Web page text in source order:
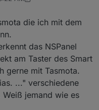
Jul 19, 2024, 10:26 AM
die ich mit dem
das NSPanel
am Taster des Smart
gerne mit Tasmota.
..." verschiedene
jemand wie es